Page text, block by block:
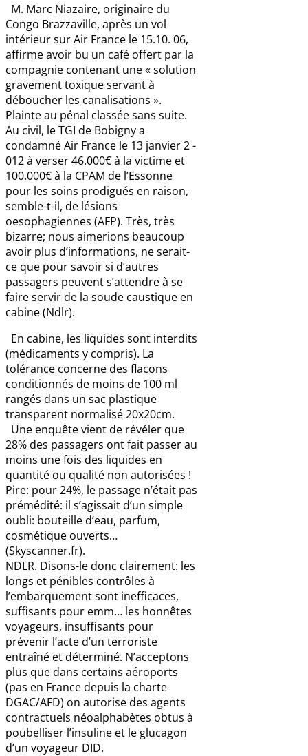
M. Marc Niazaire, originaire du
Congo Brazzaville, après un vol
intérieur sur Air France le 15.10. 06,
affirme avoir bu un café offert par la
compagnie contenant une « solution
gravement toxique servant à
déboucher les canalisations ».
Plainte au pénal classée sans suite.
Au civil, le TGI de Bobigny a
condamné Air France le 13 janvier 2 -
012 à verser 46.000€ à la victime et
100.000€ à la CPAM de l’Essonne
pour les soins prodigués en raison,
semble-t-il, de lésions
oesophagiennes (AFP). Très, très
bizarre; nous aimerions beaucoup
avoir plus d’informations, ne serait-
ce que pour savoir si d’autres
passagers peuvent s’attendre à se
faire servir de la soude caustique en
cabine (Ndlr).
En cabine, les liquides sont interdits
(médicaments y compris). La
tolérance concerne des flacons
conditionnés de moins de 100 ml
rangés dans un sac plastique
transparent normalisé 20x20cm.
Une enquête vient de révéler que
28% des passagers ont fait passer au
moins une fois des liquides en
quantité ou qualité non autorisées !
Pire: pour 24%, le passage n’était pas
prémédité: il s’agissait d’un simple
oubli: bouteille d’eau, parfum,
cosmétique ouverts…
(Skyscanner.fr).
NDLR. Disons-le donc clairement: les
longs et pénibles contrôles à
l’embarquement sont inefficaces,
suffisants pour emm… les honnêtes
voyageurs, insuffisants pour
prévenir l’acte d’un terroriste
entraîné et déterminé. N’acceptons
plus que dans certains aéroports
(pas en France depuis la charte
DGAC/AFD) on autorise des agents
contractuels néoalphabètes obtus à
poubelliser l’insuline et le glucagon
d’un voyageur DID.